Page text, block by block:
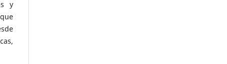
y